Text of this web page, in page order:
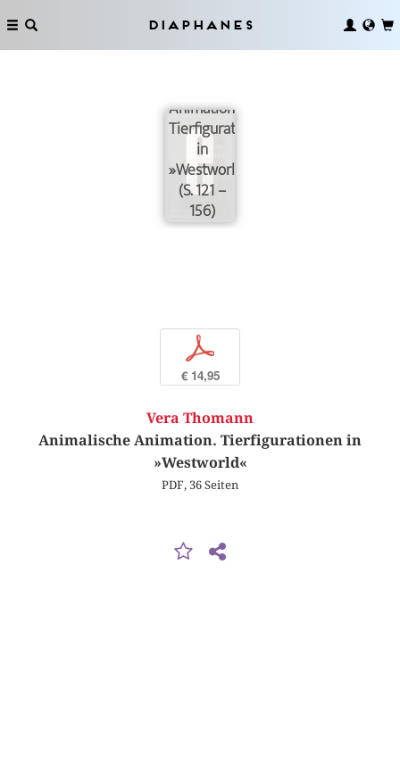
Diaphanes
Animation.
Tierfigurationen
in
»Westworld«
(S. 121 –
156)
p
€ 14,95
Vera Thomann
Animalische Animation. Tierfigurationen in
»Westworld«
PDF, 36 Seiten